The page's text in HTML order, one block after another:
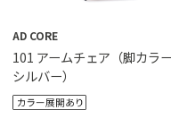
AD CORE
101 アームチェア（脚カラ
シルバー）